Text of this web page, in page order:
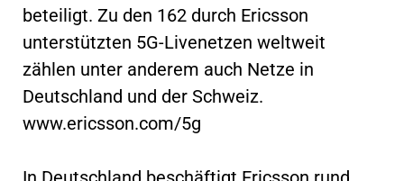
beteiligt. Zu den 162 durch Ericsson
unterstützten 5G-Livenetzen weltweit
zählen unter anderem auch Netze in
Deutschland und der Schweiz.
www.ericsson.com/5g